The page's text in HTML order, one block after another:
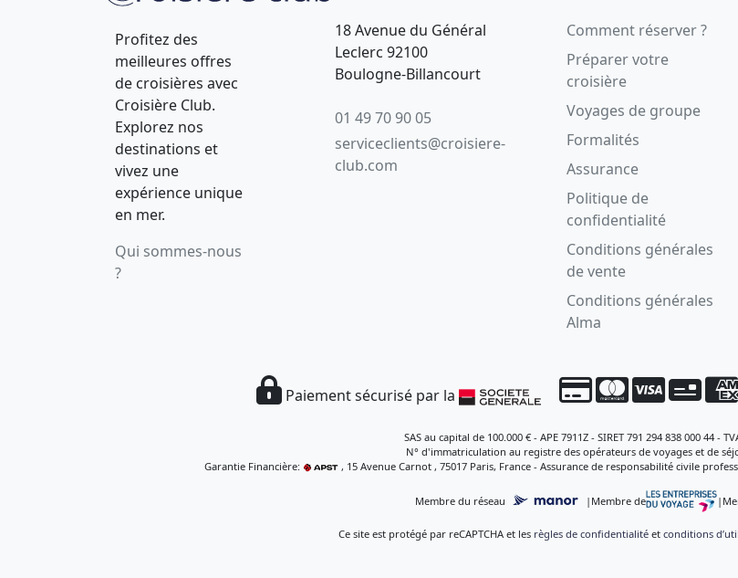
Profitez des
meilleures offres
de croisières avec
Croisière Club.
Explorez nos
destinations et
vivez une
expérience unique
en mer.
Qui sommes-nous
?
18 Avenue du Général
Leclerc 92100
Boulogne-Billancourt
01 49 70 90 05
serviceclients@croisiere-
club.com
Comment réserver ?
Préparer votre
croisière
Voyages de groupe
Formalités
Assurance
Politique de
confidentialité
Conditions générales
de vente
Conditions générales
Alma
Paiement sécurisé par la
SAS au capital de 100.000 € - APE 7911Z - SIRET 791 294 838 000 44 -
N° d'immatriculation au registre des opérateurs de voyages et de
Garantie Financière:
, 15 Avenue Carnot , 75017 Paris, France - Assurance de responsabilité civile
Membre du réseau | Membre de |
Ce site est protégé par reCAPTCHA et les règles de confidentialité et conditions